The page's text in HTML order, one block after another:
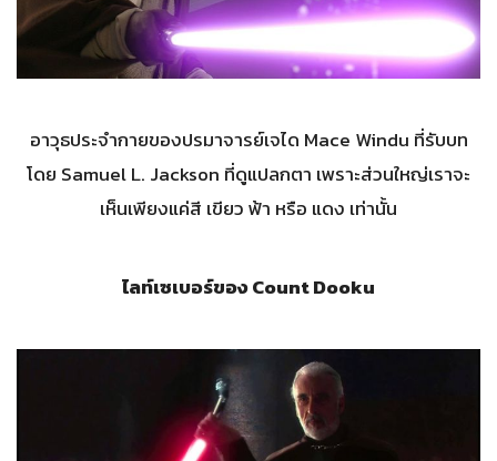
อาวุธประจำกายของปรมาจารย์เจได Mace Windu ที่รับบท
โดย Samuel L. Jackson ที่ดูแปลกตา เพราะส่วนใหญ่เราจะ
เห็นเพียงแค่สี เขียว ฟ้า หรือ แดง เท่านั้น
ไลท์เซเบอร์ของ Count Dooku